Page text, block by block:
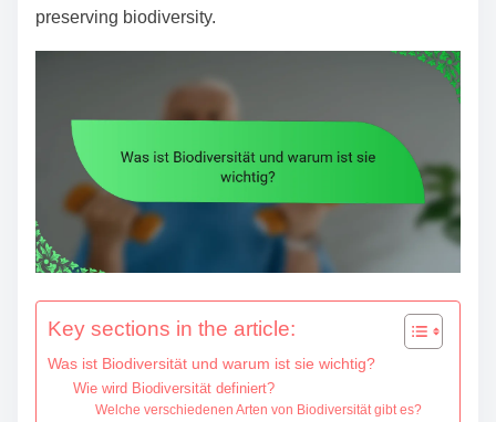
preserving biodiversity.
Key sections in the article:
Was ist Biodiversität und warum ist sie wichtig?
Wie wird Biodiversität definiert?
Welche verschiedenen Arten von Biodiversität gibt es?